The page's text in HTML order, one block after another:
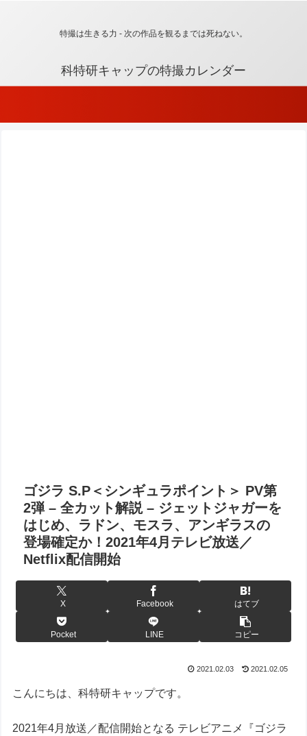
特撮は生きる力 - 次の作品を観るまでは死ねない。
科特研キャップの特撮カレンダー
ゴジラ S.P＜シンギュラポイント＞ PV第
2弾 – 全カット解説 – ジェットジャガーを
はじめ、ラドン、モスラ、アンギラスの
登場確定か！2021年4月テレビ放送／
Netflix配信開始
X Facebook はてブ
Pocket LINE コピー
2021.02.03 2021.02.05
こんにちは、科特研キャップです。
2021年4月放送／配信開始となる テレビアニメ『ゴジラ